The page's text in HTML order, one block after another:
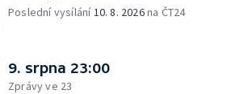
Poslední vysílání10. 8. 2026na ČT24
9. srpna 23:00
Zprávy ve 23